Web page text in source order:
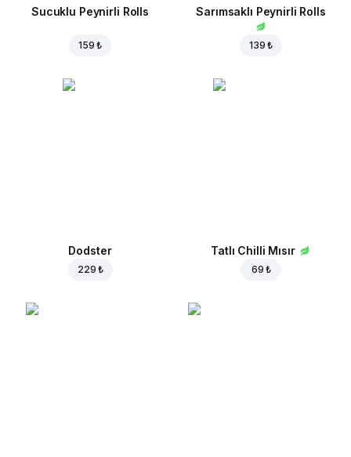
Sucuklu Peynirli Rolls
159 ₺
Sarımsaklı Peynirli Rolls
139 ₺
Dodster
229 ₺
Tatlı Chilli Mısır
69 ₺